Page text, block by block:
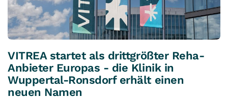
VITREA startet als drittgrößter Reha-
Anbieter Europas - die Klinik in
Wuppertal-Ronsdorf erhält einen
neuen Namen